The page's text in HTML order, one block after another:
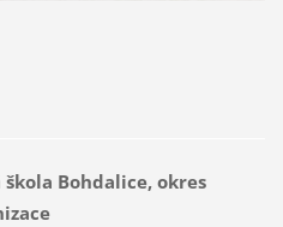
Bohdalice, okres